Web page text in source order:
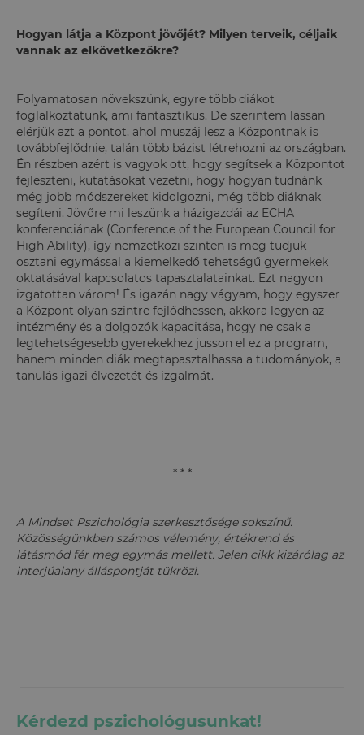
Hogyan látja a Központ jövőjét? Milyen terveik, céljaik
vannak az elkövetkezőkre?
Folyamatosan növekszünk, egyre több diákot
foglalkoztatunk, ami fantasztikus. De szerintem lassan
elérjük azt a pontot, ahol muszáj lesz a Központnak is
továbbfejlődnie, talán több bázist létrehozni az országban.
Én részben azért is vagyok ott, hogy segítsek a Központot
fejleszteni, kutatásokat vezetni, hogy hogyan tudnánk
még jobb módszereket kidolgozni, még több diáknak
segíteni. Jövőre mi leszünk a házigazdái az ECHA
konferenciának (Conference of the European Council for
High Ability), így nemzetközi szinten is meg tudjuk
osztani egymással a kiemelkedő tehetségű gyermekek
oktatásával kapcsolatos tapasztalatainkat. Ezt nagyon
izgatottan várom! És igazán nagy vágyam, hogy egyszer
a Központ olyan szintre fejlődhessen, akkora legyen az
intézmény és a dolgozók kapacitása, hogy ne csak a
legtehetségesebb gyerekekhez jusson el ez a program,
hanem minden diák megtapasztalhassa a tudományok, a
tanulás igazi élvezetét és izgalmát.
* * *
A Mindset Pszichológia szerkesztősége sokszínű.
Közösségünkben számos vélemény, értékrend és
látásmód fér meg egymás mellett. Jelen cikk kizárólag az
interjúalany álláspontját tükrözi.
Kérdezd pszichológusunkat!